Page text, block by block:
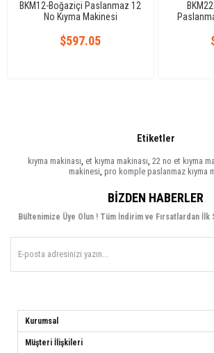
BKM12-Boğaziçi Paslanmaz 12
No Kıyma Makinesi
$597.05
Etiketler
kıyma makinası et kıyma makinası 22 no et kıyma
makinesi pro komple paslanmaz kıyma
BIZDEN HABERLER
Bültenimize Üye Olun ! Tüm İndirim ve Fırsatlardan
Kurumsal
Müşteri İlişkileri